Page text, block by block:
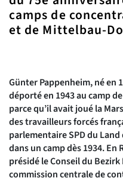
camps de
et de Mittelbau-
Günter Pappenheim, né en
déporté en 1943 au camp
parce qu’il avait joué la
des travailleurs forcés
parlementaire SPD du
dans un camp dès 1934.
présidé le Conseil du
commission centrale de